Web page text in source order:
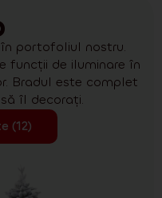
portofoliul nostru.
funcții de iluminare în
Bradul este complet
îl decorați.
(12)